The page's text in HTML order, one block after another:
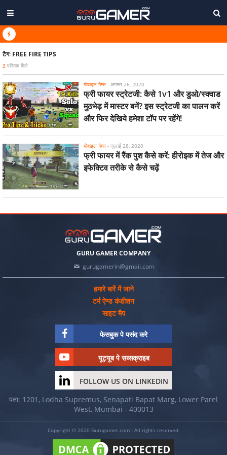
टैग: FREE FIRE TIPS
2 परिणाम मिले
मोबाइल गेम्स - अगस्त 26, 2020
फ्री फायर स्ट्रेटजी: कैसे 1v1 और डुओ/स्क्वाड
मुठभेड़ में मास्टर बनें? इस स्ट्रेटजी का पालन करें
और फिर देखिये हमेशा टॉप पर रहेंगे!
मोबाइल गेम्स - जुलाई 28, 2020
फ्री फायर में रैंक पुश कैसे करें: हीरोइक में तेज और
इफेक्टिव तरीके से कैसे चढ़ें
GURU GAMER COMPANY
gurugamerin@gmail.com
हमारे बारें में जाने
टर्म ऐण्ड कंडीशन
साइट मैप
फेसबुक पे पसंद करे
यूट्यूब पे सब्सक्राइब
FOLLOW US ON LINKEDIN
पता: 1201, Lodha Supremus, Senapati Bapat Marg, Lower Parel
West, Mumbai - 400013
Copyright © 2020 Gurugamer.com - All rights reserved.